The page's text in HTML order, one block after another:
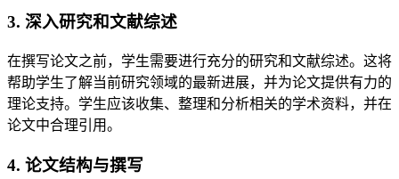
3. 深入研究和文献综述
在撰写论文之前，学生需要进行充分的研究和文献综述。这将
帮助学生了解当前研究领域的最新进展，并为论文提供有力的
理论支持。学生应该收集、整理和分析相关的学术资料，并在
论文中合理引用。
4. 论文结构与撰写